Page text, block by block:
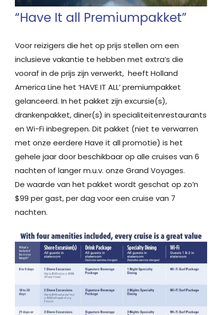
“Have It all Premiumpakket”
Voor reizigers die het op prijs stellen om een
inclusieve vakantie te hebben met extra’s die
vooraf in de prijs zijn verwerkt, heeft Holland
America Line het ‘HAVE IT ALL’ premiumpakket
gelanceerd. In het pakket zijn excursie(s),
drankenpakket, diner(s) in specialiteitenrestaurants
en Wi-Fi inbegrepen. Dit pakket (niet te verwarren
met onze eerdere Have it all promotie) is het
gehele jaar door beschikbaar op alle cruises van 6
nachten of langer m.u.v. onze Grand Voyages.
De waarde van het pakket wordt geschat op zo’n
$99 per gast, per dag voor een cruise van 7
nachten.